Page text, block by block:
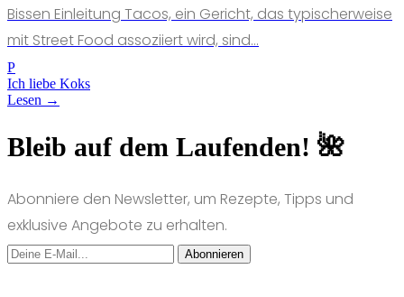
Bissen Einleitung Tacos, ein Gericht, das typischerweise
mit Street Food assoziiert wird, sind...
P
Ich liebe Koks
Lesen →
Bleib auf dem Laufenden! 🌺
Abonniere den Newsletter, um Rezepte, Tipps und
exklusive Angebote zu erhalten.
Abonnieren